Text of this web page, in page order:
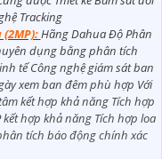
Tracking
(2MP):Hãng Dahua Độ Phân
dụng bằng phân tích
tế Công nghệ giám sát ban
xem ban đêm phù hợp Với
kết hợp khả năng Tích hợp
kết hợp khả năng Tích hợp loa
tích báo động chính xác